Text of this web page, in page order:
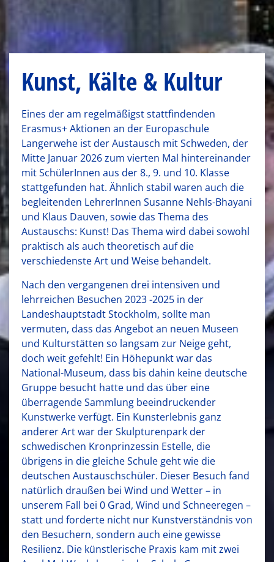
Kunst, Kälte & Kultur
Eines der am regelmäßigst stattfindenden
Erasmus+ Aktionen an der Europaschule
Langerwehe ist der Austausch mit Schweden, der
Mitte Januar 2026 zum vierten Mal hintereinander
mit SchülerInnen aus der 8., 9. und 10. Klasse
stattgefunden hat. Ähnlich stabil waren auch die
begleitenden LehrerInnen Susanne Nehls-Bhayani
und Klaus Dauven, sowie das Thema des
Austauschs: Kunst! Das Thema wird dabei sowohl
praktisch als auch theoretisch auf die
verschiedenste Art und Weise behandelt.
Nach den vergangenen drei intensiven und
lehrreichen Besuchen 2023 -2025 in der
Landeshauptstadt Stockholm, sollte man
vermuten, dass das Angebot an neuen Museen
und Kulturstätten so langsam zur Neige geht,
doch weit gefehlt! Ein Höhepunkt war das
National-Museum, dass bis dahin keine deutsche
Gruppe besucht hatte und das über eine
überragende Sammlung beeindruckender
Kunstwerke verfügt. Ein Kunsterlebnis ganz
anderer Art war der Skulpturenpark der
schwedischen Kronprinzessin Estelle, die
übrigens in die gleiche Schule geht wie die
deutschen Austauschschüler. Dieser Besuch fand
natürlich draußen bei Wind und Wetter – in
unserem Fall bei 0 Grad, Wind und Schneeregen –
statt und forderte nicht nur Kunstverständnis von
den Besuchern, sondern auch eine gewisse
Resilienz. Die künstlerische Praxis kam mit zwei